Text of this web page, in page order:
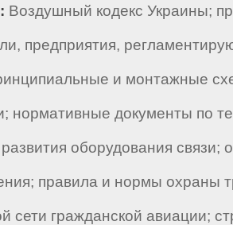
Воздушный кодекс Украины;
предприятия,
и монтажные
нормативные документы по
оборудования связи;
правила и нормы
сети гражданской авиации;